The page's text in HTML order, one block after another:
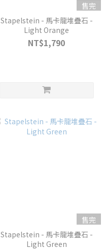
售完
Stapelstein - 馬卡龍堆疊石 -
Light Orange
NT$1,790
售完
Stapelstein - 馬卡龍堆疊石 -
Light Green